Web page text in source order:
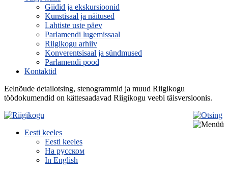
Giidid ja ekskursioonid
Kunstisaal ja näitused
Lahtiste uste päev
Parlamendi lugemissaal
Riigikogu arhiiv
Konverentsisaal ja sündmused
Parlamendi pood
Kontaktid
Eelnõude detailotsing, stenogrammid ja muud Riigikogu
töödokumendid on kättesaadavad Riigikogu veebi täisversioonis.
Eesti keeles
Eesti keeles
На русском
In English